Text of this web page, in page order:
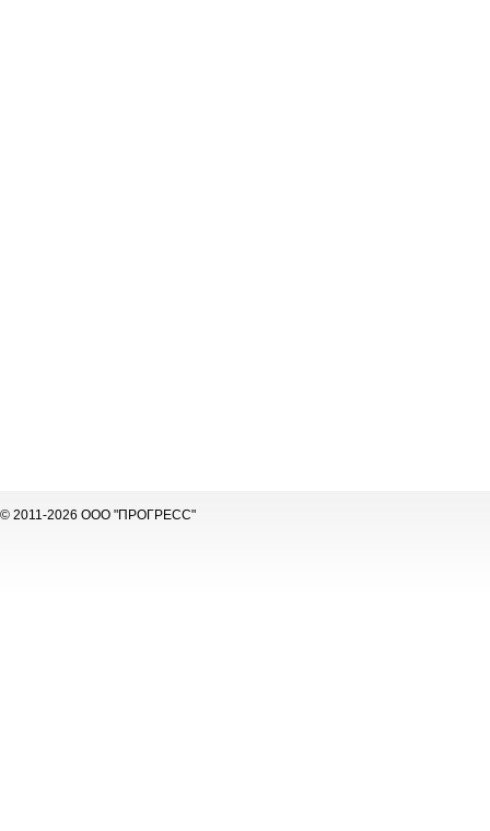
© 2011-2026 ООО "ПРОГРЕСС"